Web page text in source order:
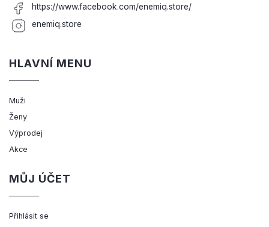
https://www.facebook.com/enemiq.store/
enemiq.store
HLAVNÍ MENU
Muži
Ženy
Výprodej
Akce
MŮJ ÚČET
Přihlásit se